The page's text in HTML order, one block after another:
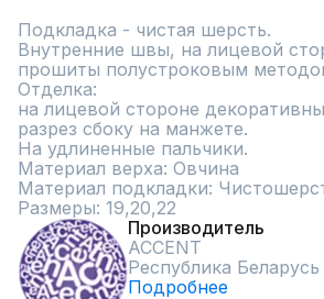
Подкладка - чистая шерсть.
Внутренние швы, на лицевой
прошиты полустроковым
Отделка:
на лицевой стороне
разрез сбоку на манжете.
На удлиненные пальчики.
Материал верха: Овчина
Материал подкладки:
Размеры: 19,20,22
Производитель
ACCENT
Республика Беларусь
Подробнее